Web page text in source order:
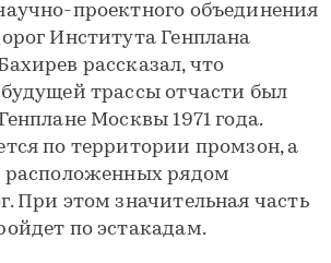
проектного объединения
Института Генплана
рассказал, что
трассы отчасти был
Москвы 1971 года.
по территории промзон, а
расположенных рядом
При этом значительная часть
по эстакадам.